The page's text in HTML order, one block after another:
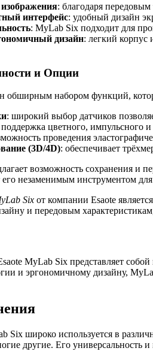
: благодаря
интерфейс: удобный дизайн
: MyLab Six подходит для
дизайн: легкий корпус
и Опции
обширным набором функций,
: широкий выбор датчиков
поддержка цветного, импульсного и
проведения
(3D/4D): обеспечивает
возможность сохранения и
незаменимым инструментом
Six от компании Esaote
и передовым
MyLab Six представляет
и эргономичному дизайну,
Six широко используется в
другие. Его